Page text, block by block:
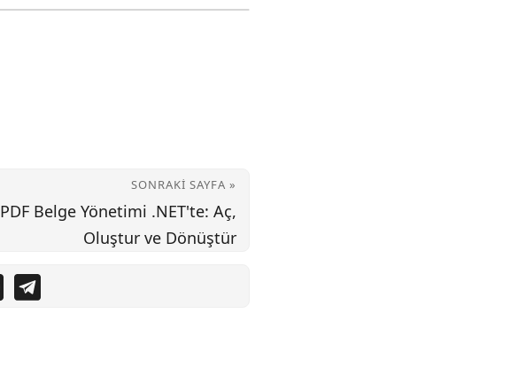
SONRAKI SAYFA »
PDF Belge Yönetimi .NET'te: Aç,
Oluştur ve Dönüştür